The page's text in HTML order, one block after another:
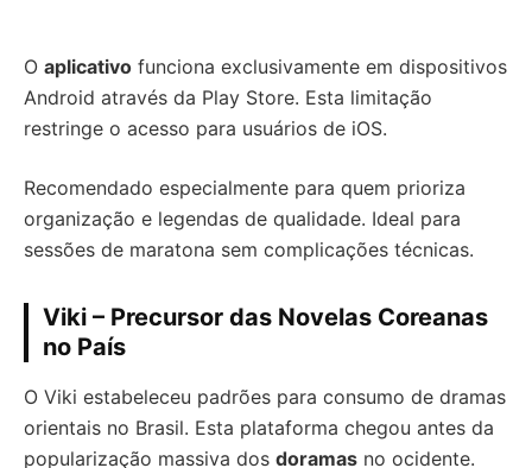
O aplicativo funciona exclusivamente em dispositivos
Android através da Play Store. Esta limitação
restringe o acesso para usuários de iOS.
Recomendado especialmente para quem prioriza
organização e legendas de qualidade. Ideal para
sessões de maratona sem complicações técnicas.
Viki – Precursor das Novelas Coreanas
no País
O Viki estabeleceu padrões para consumo de dramas
orientais no Brasil. Esta plataforma chegou antes da
popularização massiva dos doramas no ocidente.